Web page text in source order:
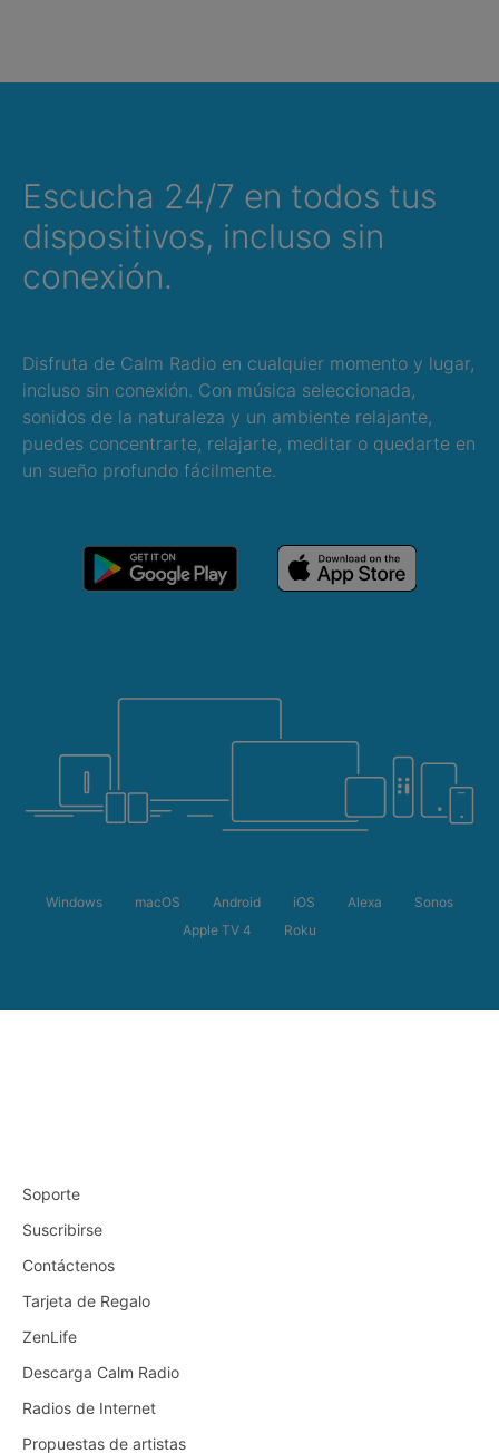
Escucha 24/7 en todos tus
dispositivos, incluso sin
conexión.
Disfruta de Calm Radio en cualquier momento y lugar,
incluso sin conexión. Con música seleccionada,
sonidos de la naturaleza y un ambiente relajante,
puedes concentrarte, relajarte, meditar o quedarte en
un sueño profundo fácilmente.
Windows macOS Android iOS Alexa
Sonos
Apple TV 4
Roku
Soporte
Suscribirse
Contáctenos
Tarjeta de Regalo
ZenLife
Descarga Calm Radio
Radios de Internet
Propuestas de artistas